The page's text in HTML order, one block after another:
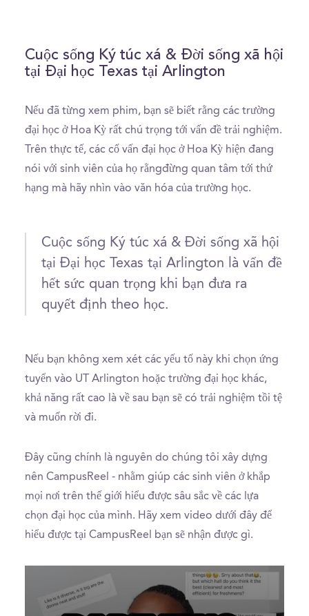
Cuộc sống Ký túc xá & Đời sống xã hội
tại Đại học Texas tại Arlington
Nếu đã từng xem phim, bạn sẽ biết rằng các trường
đại học ở Hoa Kỳ rất chú trọng tới vấn đề trải nghiệm.
Trên thực tế, các cố vấn đại học ở Hoa Kỳ hiện đang
nói với sinh viên của họ rằngđừng quan tâm tới thứ
hạng mà hãy nhìn vào văn hóa của trường học.
Cuộc sống Ký túc xá & Đời sống xã hội
tại Đại học Texas tại Arlington là vấn đề
hết sức quan trọng khi bạn đưa ra
quyết định theo học.
Nếu bạn không xem xét các yếu tố này khi chọn ứng
tuyển vào UT Arlington hoặc trường đại học khác,
khả năng rất cao là về sau bạn sẽ có trải nghiệm tồi tệ
và muốn rời đi.
Đây cũng chính là nguyên do chúng tôi xây dựng
nên CampusReel - nhằm giúp các sinh viên ở khắp
mọi nơi trên thế giới hiểu được sâu sắc về các lựa
chọn đại học của mình. Hãy xem video dưới đây để
hiểu được tại CampusReel bạn sẽ nhận được gì.